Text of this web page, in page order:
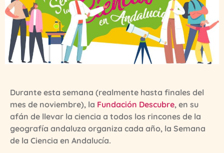
Durante esta semana (realmente hasta finales del
mes de noviembre), la Fundación Descubre, en su
afán de llevar la ciencia a todos los rincones de la
geografía andaluza organiza cada año, la Semana
de la Ciencia en Andalucía.